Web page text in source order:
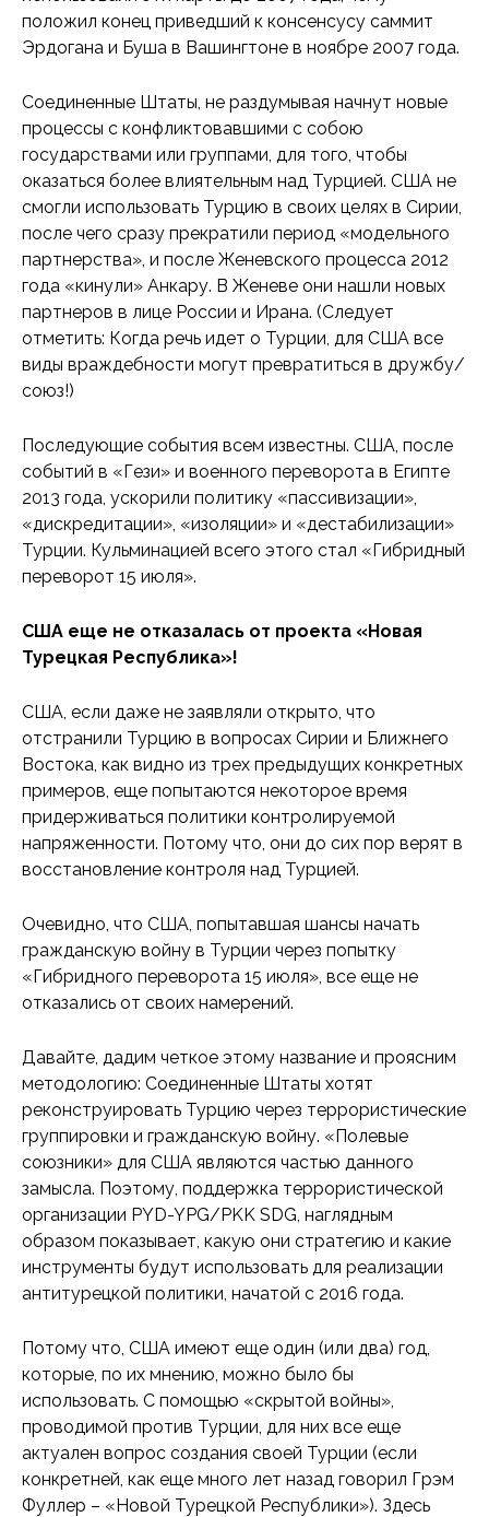
положил конец приведший к консенсусу саммит
Эрдогана и Буша в Вашингтоне в ноябре 2007 года.
Соединенные Штаты, не раздумывая начнут новые
процессы с конфликтовавшими с собою
государствами или группами, для того, чтобы
оказаться более влиятельным над Турцией. США не
смогли использовать Турцию в своих целях в Сирии,
после чего сразу прекратили период «модельного
партнерства», и после Женевского процесса 2012
года «кинули» Анкару. В Женеве они нашли новых
партнеров в лице России и Ирана. (Следует
отметить: Когда речь идет о Турции, для США все
виды враждебности могут превратиться в дружбу/
союз!)
Последующие события всем известны. США, после
событий в «Гези» и военного переворота в Египте
2013 года, ускорили политику «пассивизации»,
«дискредитации», «изоляции» и «дестабилизации»
Турции. Кульминацией всего этого стал «Гибридный
переворот 15 июля».
США еще не отказалась от проекта «Новая
Турецкая Республика»!
США, если даже не заявляли открыто, что
отстранили Турцию в вопросах Сирии и Ближнего
Востока, как видно из трех предыдущих конкретных
примеров, еще попытаются некоторое время
придерживаться политики контролируемой
напряженности. Потому что, они до сих пор верят в
восстановление контроля над Турцией.
Очевидно, что США, попытавшая шансы начать
гражданскую войну в Турции через попытку
«Гибридного переворота 15 июля», все еще не
отказались от своих намерений.
Давайте, дадим четкое этому название и проясним
методологию: Соединенные Штаты хотят
реконструировать Турцию через террористические
группировки и гражданскую войну. «Полевые
союзники» для США являются частью данного
замысла. Поэтому, поддержка террористической
организации PYD-YPG/PKK SDG, наглядным
образом показывает, какую они стратегию и какие
инструменты будут использовать для реализации
антитурецкой политики, начатой с 2016 года.
Потому что, США имеют еще один (или два) год,
которые, по их мнению, можно было бы
использовать. С помощью «скрытой войны»,
проводимой против Турции, для них все еще
актуален вопрос создания своей Турции (если
конкретней, как еще много лет назад говорил Грэм
Фуллер – «Новой Турецкой Республики»). Здесь